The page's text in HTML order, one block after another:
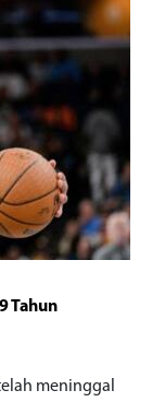
Tahun
meninggal